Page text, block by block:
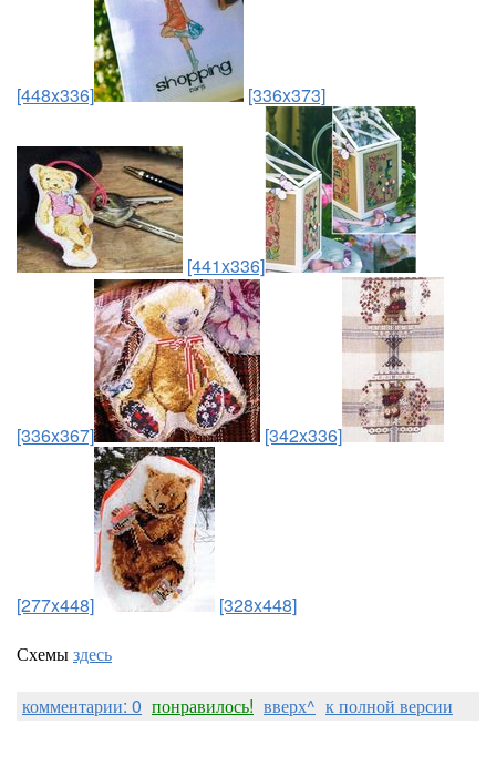
[448x336] [336x373]
[441x336]
[336x367] [342x336]
[277x448]
[328x448]
Схемыздесь
комментарии: 0 понравилось! вверх^ к полной версии